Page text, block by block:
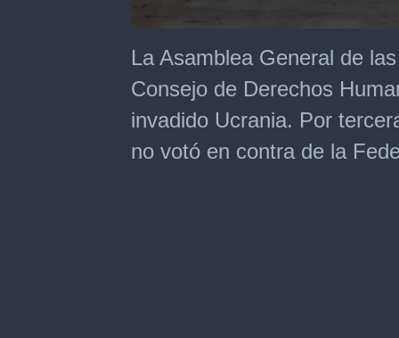
seconds
of
minute,
seconds
La Asamblea General de
Consejo de Derechos
invadido Ucrania. Por
no votó en contra de la